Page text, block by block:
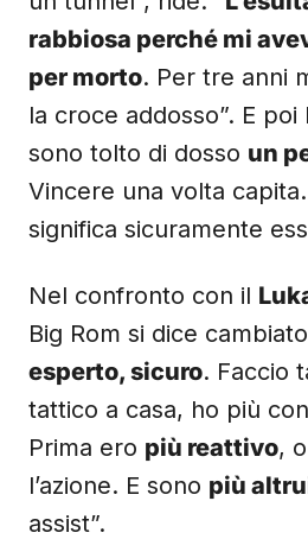
rabbiosa perché mi
per morto. Per tre anni
la croce addosso”. E
sono tolto di dosso un
Vincere una volta
significa sicuramente
Nel confronto con il
Big Rom si dice
esperto, sicuro. Faccio
tattico a casa, ho più
Prima ero più reattivo,
l’azione. E sono più
assist”.